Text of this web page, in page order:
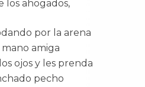
los ahogados,
por la arena
amiga
ojos y les prenda
pecho